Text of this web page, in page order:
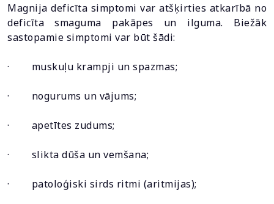
Magnija deficīta simptomi var atšķirties atkarībā no
deficīta smaguma pakāpes un ilguma. Biežāk
sastopamie simptomi var būt šādi:
· muskuļu krampji un spazmas;
· nogurums un vājums;
· apetītes zudums;
· slikta dūša un vemšana;
· patoloģiski sirds ritmi (aritmijas);